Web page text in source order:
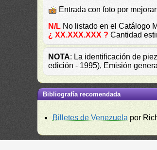
Entrada con foto por mejorar
N/L No listado en el Catálogo
¿ XX.XXX.XXX ? Cantidad
NOTA: La identificación de
edición - 1995), Emisión
Bibliografía recomendada
Billetes de Venezuela por